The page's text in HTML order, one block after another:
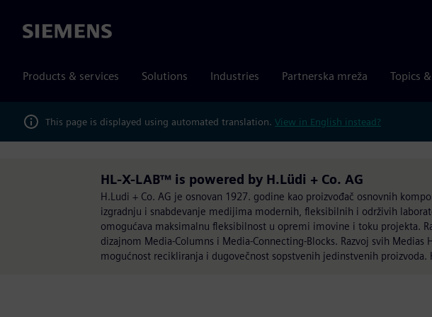
Siemens
Products & services Solutions Industries Partnerska mreža Topics
This page is displayed using automated translation. View in English instead?
HL-X-LAB™ is powered by H.Lüdi + Co. AG
H.Ludi + Co. AG je osnovan 1927. godine kao proizvođač osnovnih
izgradnju i snabdevanje medijima modernih, fleksibilnih i održivih
omogućava maksimalnu fleksibilnost u opremi imovine i toku projekta.
dizajnom Media-Columns i Media-Connecting-Blocks. Razvoj svih Medias
mogućnost recikliranja i dugovečnost sopstvenih jedinstvenih